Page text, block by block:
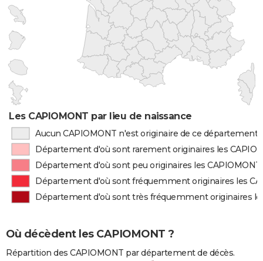
Les CAPIOMONT par lieu de naissance
Aucun CAPIOMONT n'est originaire de ce département
Département d'où sont rarement originaires les
Département d'où sont peu originaires les CAPIOMONT
Département d'où sont fréquemment originaires les
Département d'où sont très fréquemment originaires
Où décèdent les CAPIOMONT ?
Répartition des CAPIOMONT par département de décès.